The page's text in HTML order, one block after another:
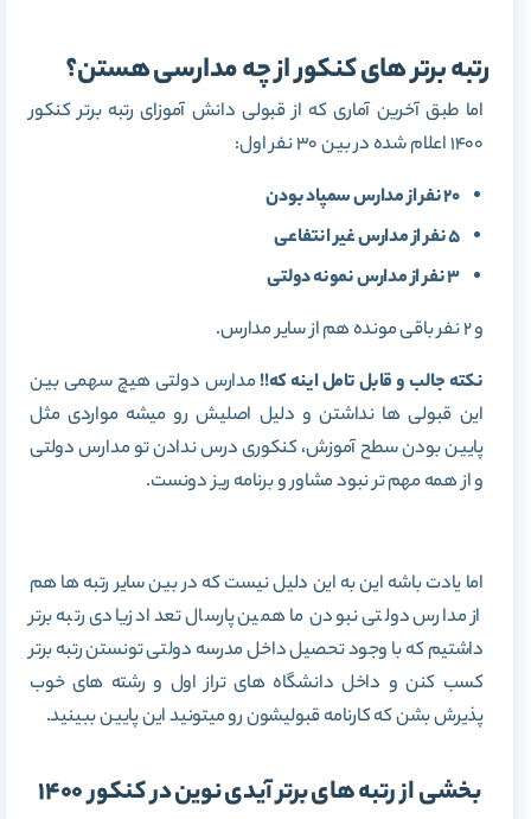
رتبه برتر های کنکور از چه مدارسی هستن؟
اما طبق آخرین آماری که از قبولی دانش آموزای رتبه برتر کنکور
1400 اعلام شده در بین 30 نفر اول:
20 نفر از مدارس سمپاد بودن
5 نفر از مدارس غیر انتفاعی
3 نفر از مدارس نمونه دولتی
و 2 نفر باقی مونده هم از سایر مدارس.
نکته جالب و قابل تامل اینه که!!مدارس دولتی هیچ سهمی بین
این قبولی ها نداشتن و دلیل اصلیش رو میشه مواردی مثل
پایین بودن سطح آموزش، کنکوری درس ندادن تو مدارس دولتی
و از همه مهم تر نبود مشاور و برنامه ریز دونست.
اما یادت باشه این به این دلیل نیست که در بین سایر رتبه ها هم
از مدارس دولتی نبودن ما همین پارسال تعداد زیادی رتبه برتر
داشتیم که با وجود تحصیل داخل مدرسه دولتی تونستن رتبه برتر
کسب کنن و داخل دانشگاه های تراز اول و رشته های خوب
پذیرش بشن که کارنامه قبولیشون رو میتونید این پایین ببینید.
بخشی از رتبه های برتر آیدی نوین در کنکور 1400